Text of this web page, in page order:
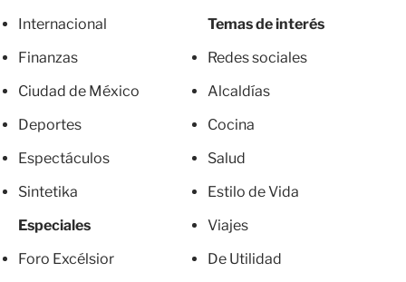
Internacional
Finanzas
Ciudad de México
Deportes
Espectáculos
Sintetika
Especiales
Foro Excélsior
Temas de interés
Redes sociales
Alcaldías
Cocina
Salud
Estilo de Vida
Viajes
De Utilidad